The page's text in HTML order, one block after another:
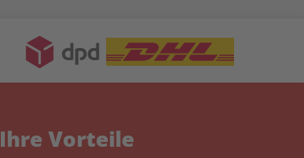
Ihre Vorteile